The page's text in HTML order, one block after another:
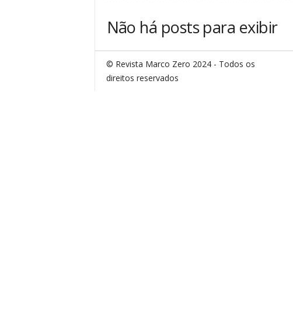
Não há posts para exibir
© Revista Marco Zero 2024 - Todos os
direitos reservados